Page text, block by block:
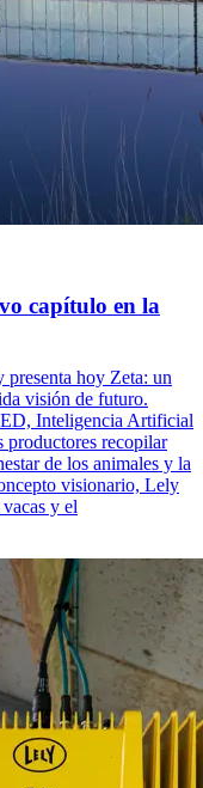
capítulo en la
presenta hoy Zeta: un
visión de futuro.
Inteligencia Artificial
productores recopilar
de los animales y la
visionario, Lely
y el